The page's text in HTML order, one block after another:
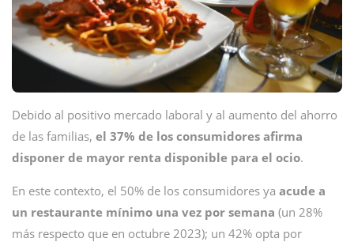
Debido al positivo mercado laboral y al aumento del ahorro
de las familias, el 37% de los consumidores afirma
disponer de mayor renta disponible para el ocio.
En este contexto, el 50% de los consumidores ya acude a
un restaurante mínimo una vez por semana (un 28%
más respecto que en octubre 2023); un 42% opta por